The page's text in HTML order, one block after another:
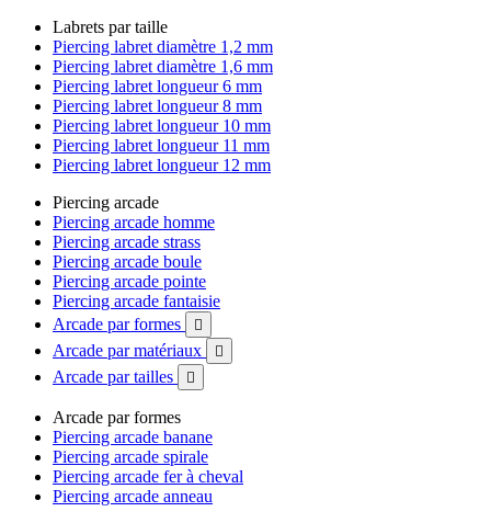
Labrets par taille
Piercing labret diamètre 1,2 mm
Piercing labret diamètre 1,6 mm
Piercing labret longueur 6 mm
Piercing labret longueur 8 mm
Piercing labret longueur 10 mm
Piercing labret longueur 11 mm
Piercing labret longueur 12 mm
Piercing arcade
Piercing arcade homme
Piercing arcade strass
Piercing arcade boule
Piercing arcade pointe
Piercing arcade fantaisie
Arcade par formes

Arcade par matériaux 
Arcade par tailles 
Arcade par formes
Piercing arcade banane
Piercing arcade spirale
Piercing arcade fer à cheval
Piercing arcade anneau